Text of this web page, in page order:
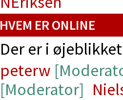
HVEM ER ONLINE
Der er i
peterw
[Moderator]